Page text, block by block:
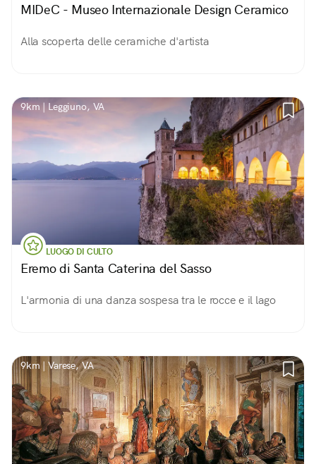
MIDeC - Museo Internazionale Design Ceramico
Alla scoperta delle ceramiche d'artista
9km | Leggiuno, VA
LUOGO DI CULTO
Eremo di Santa Caterina del Sasso
L'armonia di una danza sospesa tra le rocce e il lago
9km | Varese, VA